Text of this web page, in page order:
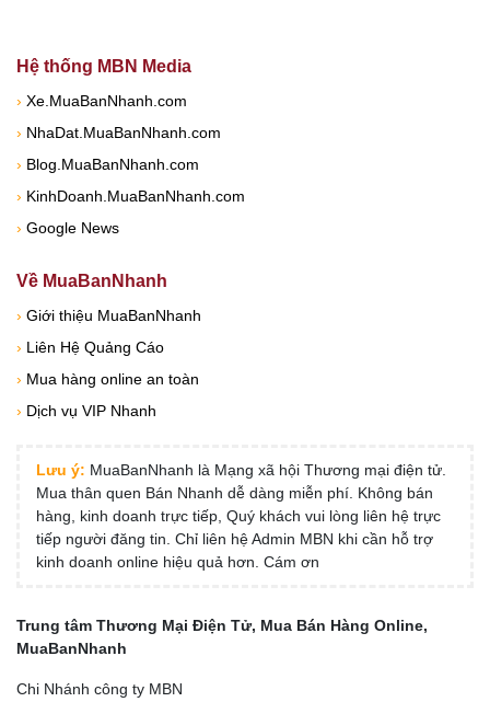
Hệ thống MBN Media
› Xe.MuaBanNhanh.com
› NhaDat.MuaBanNhanh.com
› Blog.MuaBanNhanh.com
› KinhDoanh.MuaBanNhanh.com
› Google News
Về MuaBanNhanh
› Giới thiệu MuaBanNhanh
› Liên Hệ Quảng Cáo
› Mua hàng online an toàn
› Dịch vụ VIP Nhanh
Lưu ý: MuaBanNhanh là Mạng xã hội Thương mại điện tử.
Mua thân quen Bán Nhanh dễ dàng miễn phí. Không bán
hàng, kinh doanh trực tiếp, Quý khách vui lòng liên hệ trực
tiếp người đăng tin. Chỉ liên hệ Admin MBN khi cần hỗ trợ
kinh doanh online hiệu quả hơn. Cám ơn
Trung tâm Thương Mại Điện Tử, Mua Bán Hàng Online,
MuaBanNhanh
Chi Nhánh công ty MBN